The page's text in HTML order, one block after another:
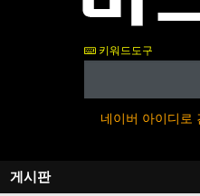
키워드도구
네이버 아이디로
게시판